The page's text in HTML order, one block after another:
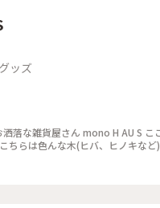
ッズ
檎箱買えます🎵 本当の林檎箱は安い木材なのでさ
ちらは色んな木(ヒバ、ヒノキな